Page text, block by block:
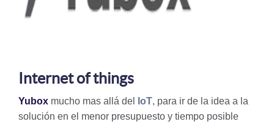
Internet of things
Yubox mucho mas allá del IoT, para ir de la idea a la
solución en el menor presupuesto y tiempo posible